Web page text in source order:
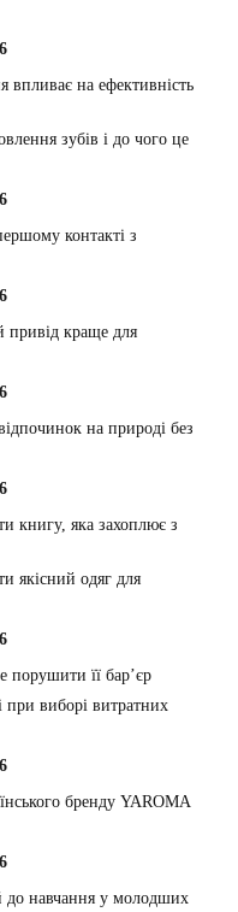
впливає на ефективність
зубів і до чого це
контакті з
привід краще для
на природі без
книгу, яка захоплює з
якісний одяг для
її бар’єр
при виборі витратних
бренду YAROMA
до навчання у молодших